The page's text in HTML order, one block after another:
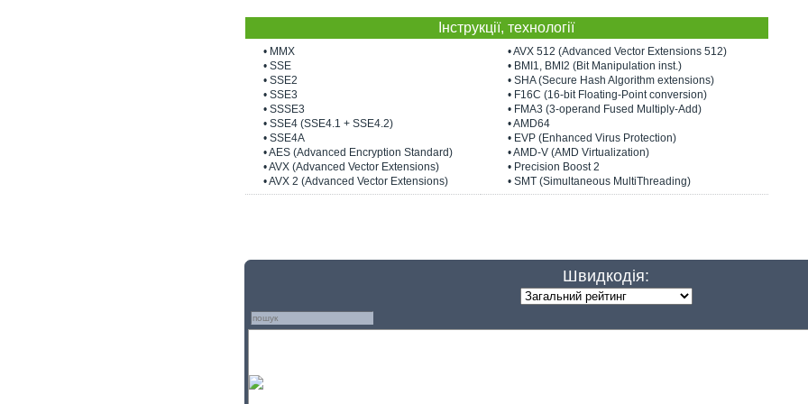
Інструкції, технології
• MMX
• SSE
• SSE2
• SSE3
• SSSE3
• SSE4 (SSE4.1 + SSE4.2)
• SSE4A
• AES (Advanced Encryption Standard)
• AVX (Advanced Vector Extensions)
• AVX 2 (Advanced Vector Extensions)
• AVX 512 (Advanced Vector Extensions 512)
• BMI1, BMI2 (Bit Manipulation inst.)
• SHA (Secure Hash Algorithm extensions)
• F16C (16-bit Floating-Point conversion)
• FMA3 (3-operand Fused Multiply-Add)
• AMD64
• EVP (Enhanced Virus Protection)
• AMD-V (AMD Virtualization)
• Precision Boost 2
• SMT (Simultaneous MultiThreading)
Швидкодія: